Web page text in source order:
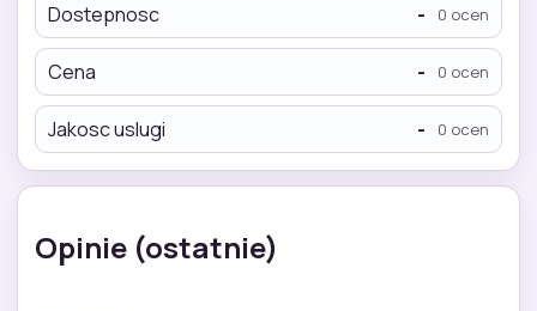
Dostepnosc - 0 ocen
Cena - 0 ocen
Jakosc uslugi - 0 ocen
Opinie (ostatnie)